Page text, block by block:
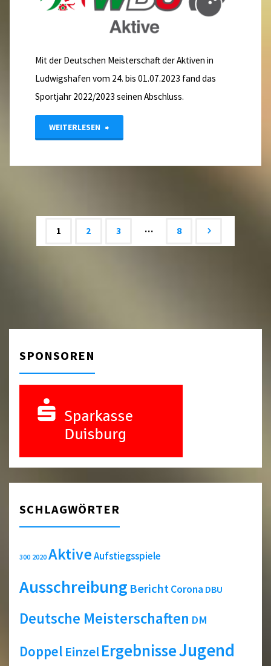
JUgend"
Mit der Deutschen Meisterschaft der Aktiven in
Ludwigshafen vom 24. bis 01.07.2023 fand das
Sportjahr 2022/2023 seinen Abschluss.
WEITERLESEN "DM
1 2 3 … 8
SPONSOREN
SCHLAGWÖRTER
300 2020 AktiveAufstiegsspiele
Ausschreibung BerichtCorona DBU
Deutsche Meisterschaften DM
Doppel EinzelErgebnisseJugend